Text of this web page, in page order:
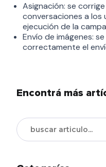
Asignación: se
conversaciones a los
ejecución de la
Envío de imágenes:
correctamente el
Encontrá más